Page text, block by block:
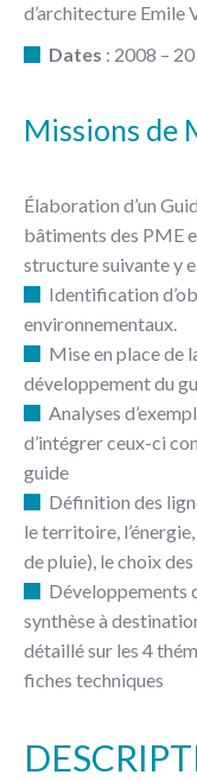
d’architecture Emile
Dates : 2008 –
Missions de
Élaboration d’un
bâtiments des PME
structure suivante y
Identification
environnementaux.
Mise en place de
développement du
Analyses
d’intégrer ceux-ci
guide
Définition des
le territoire,
de pluie), le choix
Développements
synthèse à
détaillé sur les 4
fiches techniques